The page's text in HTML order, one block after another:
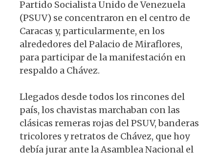
Partido Socialista Unido de Venezuela
(PSUV) se concentraron en el centro de
Caracas y, particularmente, en los
alrededores del Palacio de Miraflores,
para participar de la manifestación en
respaldo a Chávez.
Llegados desde todos los rincones del
país, los chavistas marchaban con las
clásicas remeras rojas del PSUV, banderas
tricolores y retratos de Chávez, que hoy
debía jurar ante la Asamblea Nacional el